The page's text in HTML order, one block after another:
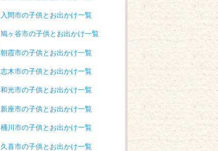
入間市の子供とお出かけ一覧
鳩ヶ谷市の子供とお出かけ一覧
朝霞市の子供とお出かけ一覧
志木市の子供とお出かけ一覧
和光市の子供とお出かけ一覧
新座市の子供とお出かけ一覧
桶川市の子供とお出かけ一覧
久喜市の子供とお出かけ一覧